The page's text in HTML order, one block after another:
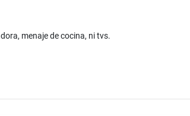
menaje de cocina, ni tvs.